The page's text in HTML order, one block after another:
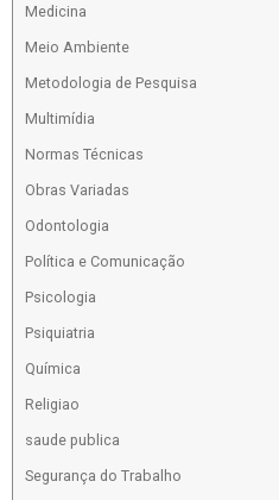
Medicina
Meio Ambiente
Metodologia de Pesquisa
Multimídia
Normas Técnicas
Obras Variadas
Odontologia
Política e Comunicação
Psicologia
Psiquiatria
Química
Religiao
saude publica
Segurança do Trabalho